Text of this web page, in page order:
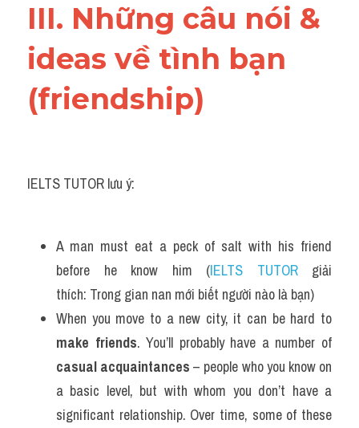
III. Những câu nói &
ideas về tình bạn
(friendship)
IELTS TUTOR lưu ý:
A man must eat a peck of salt with his friend
before he know him (IELTS TUTOR giải
thích: Trong gian nan mới biết người nào là bạn)
make friends
casual acquaintances – people who you know on
a basic level, but with whom you don’t have a
significant relationship. Over time, some of these